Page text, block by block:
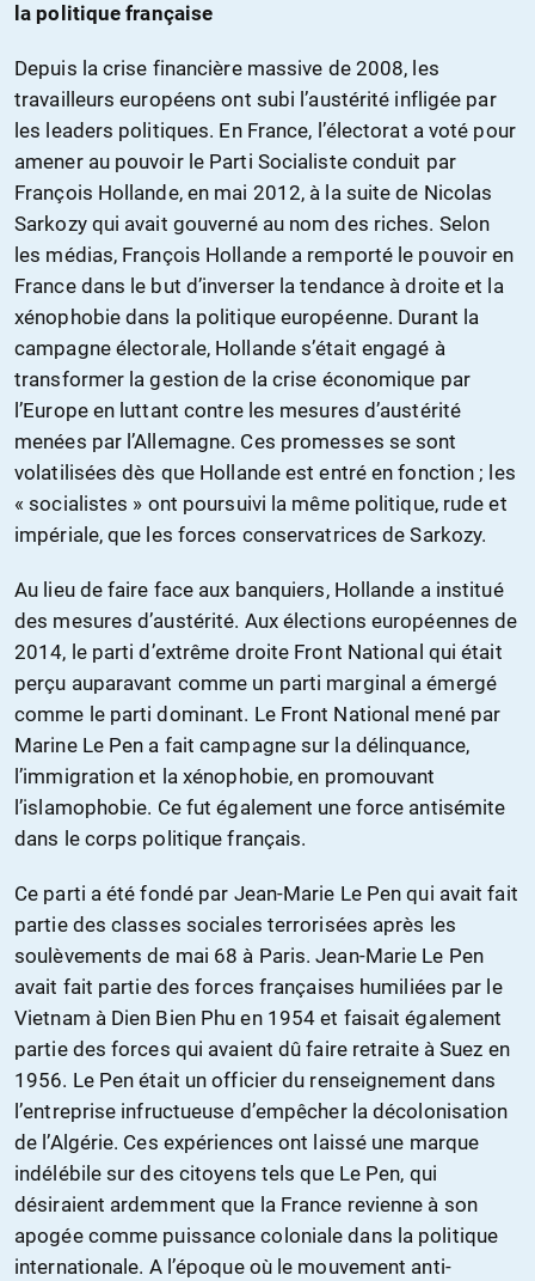
la politique française
Depuis la crise financière massive de 2008, les
travailleurs européens ont subi l’austérité infligée par
les leaders politiques. En France, l’électorat a voté pour
amener au pouvoir le Parti Socialiste conduit par
François Hollande, en mai 2012, à la suite de Nicolas
Sarkozy qui avait gouverné au nom des riches. Selon
les médias, François Hollande a remporté le pouvoir en
France dans le but d’inverser la tendance à droite et la
xénophobie dans la politique européenne. Durant la
campagne électorale, Hollande s’était engagé à
transformer la gestion de la crise économique par
l’Europe en luttant contre les mesures d’austérité
menées par l’Allemagne. Ces promesses se sont
volatilisées dès que Hollande est entré en fonction ; les
« socialistes » ont poursuivi la même politique, rude et
impériale, que les forces conservatrices de Sarkozy.
Au lieu de faire face aux banquiers, Hollande a institué
des mesures d’austérité. Aux élections européennes de
2014, le parti d’extrême droite Front National qui était
perçu auparavant comme un parti marginal a émergé
comme le parti dominant. Le Front National mené par
Marine Le Pen a fait campagne sur la délinquance,
l’immigration et la xénophobie, en promouvant
l’islamophobie. Ce fut également une force antisémite
dans le corps politique français.
Ce parti a été fondé par Jean-Marie Le Pen qui avait fait
partie des classes sociales terrorisées après les
soulèvements de mai 68 à Paris. Jean-Marie Le Pen
avait fait partie des forces françaises humiliées par le
Vietnam à Dien Bien Phu en 1954 et faisait également
partie des forces qui avaient dû faire retraite à Suez en
1956. Le Pen était un officier du renseignement dans
l’entreprise infructueuse d’empêcher la décolonisation
de l’Algérie. Ces expériences ont laissé une marque
indélébile sur des citoyens tels que Le Pen, qui
désiraient ardemment que la France revienne à son
apogée comme puissance coloniale dans la politique
internationale. A l’époque où le mouvement anti-